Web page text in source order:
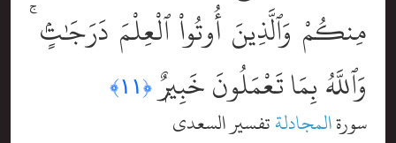
مِنكُمْ وَٱلَّذِينَ أُوتُواْ ٱلْعِلْمَ دَرَجَٰتٍۢ ۚ
وَٱللَّهُ بِمَا تَعْمَلُونَ خَبِيرٌۭ﴿١١﴾
سورةالمجادلةتفسير السعدي